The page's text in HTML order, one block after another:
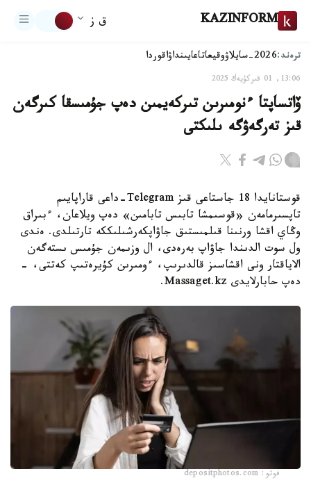
KAZINFORM ق ز
ترەند:2026-سايلاۋ وقيعاتاعايىنداۋاقوردا
13:06, 01 قىركۇيەك 2025
ۆاتساپتا ءنومىرىن تىركەيمىن دەپ جۇمىسقا كىرگەن
قىز تەرگەۋگە ىلىكتى
قوستانايدا 18 جاستاعى قىز Telegram-داعى قاراپايىم
تاپسىرمامەن «قوسىمشا تابىس تابامىن» دەپ ويلاعان، ءبىراق
وڭاي اقشا ورنىنا قىلمىستىق جاۋاپكەرشىلىككە تارتىلدى. ەندى
ول سوت الدىندا جاۋاپ بەرەدى، ال وزىمەن جۇمىس ىستەگەن
الاياقتار ونى اقشاسىز قالدىرىپ، ءومىرىن كۇيرەتىپ كەتتى، -
دەپ حابارلايدى Massaget.kz.
فوتو: depositphotos.com